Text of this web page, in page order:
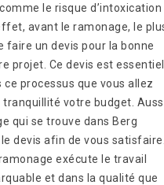
le risque d’intoxication
avant le ramonage, le
faire un devis pour la bonne
projet. Ce devis est essentiel
ce processus que vous allez
votre budget.
qui se trouve dans Berg
devis afin de vous satisfaire.
exécute le travail
et dans la qualité que